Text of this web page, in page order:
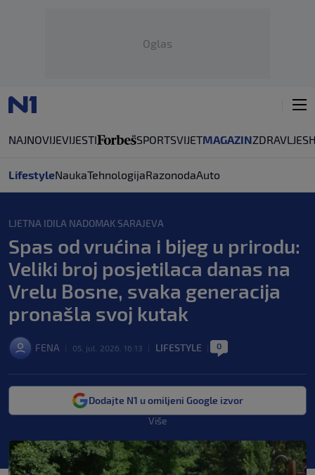
Oglas
NAJNOVIJEVIJESTI SPORTSVIJETMAGAZINZDRAVLJE
LifestyleNaukaTehnologijaRazonodaAuto
LJETNA IDILA NADOMAK SARAJEVA
Spas od vrućina i bijeg u prirodu:
Veliki broj posjetilaca danas na
Vrelu Bosne, svaka generacija
pronašla svoj kutak
FENA 05. jul. 2026. 16:13 LIFESTYLE 0
Dodajte N1 u omiljeni Google izvor
Više